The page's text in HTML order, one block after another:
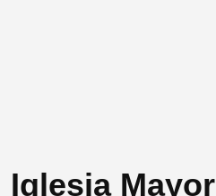
Iglesia Mayor